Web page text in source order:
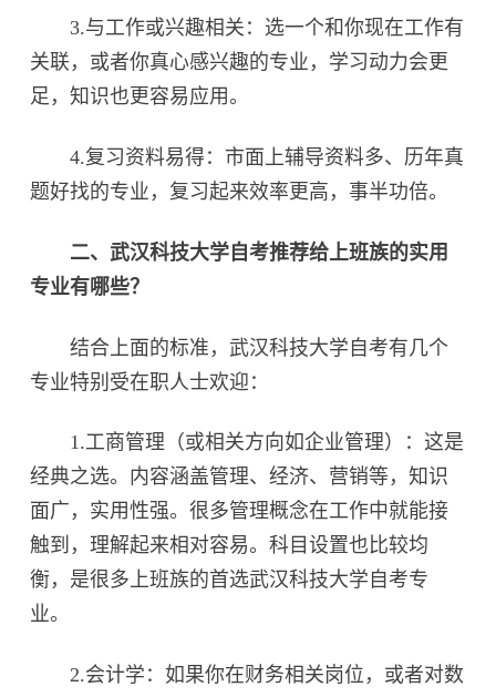
3.与工作或兴趣相关：选一个和你现在工作有
关联，或者你真心感兴趣的专业，学习动力会更
足，知识也更容易应用。
4.复习资料易得：市面上辅导资料多、历年真
题好找的专业，复习起来效率更高，事半功倍。
二、武汉科技大学自考推荐给上班族的实用
专业有哪些？
结合上面的标准，武汉科技大学自考有几个
专业特别受在职人士欢迎：
1.工商管理（或相关方向如企业管理）：这是
经典之选。内容涵盖管理、经济、营销等，知识
面广，实用性强。很多管理概念在工作中就能接
触到，理解起来相对容易。科目设置也比较均
衡，是很多上班族的首选武汉科技大学自考专
业。
2.会计学：如果你在财务相关岗位，或者对数